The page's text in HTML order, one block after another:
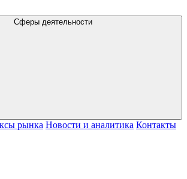
Сферы деятельности
рынка Новости и аналитика Контакты